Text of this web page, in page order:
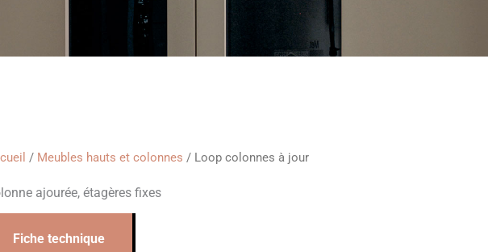
/ Meubles hauts et colonnes / Loop colonnes à jour
ajourée, étagères fixes
Fiche technique